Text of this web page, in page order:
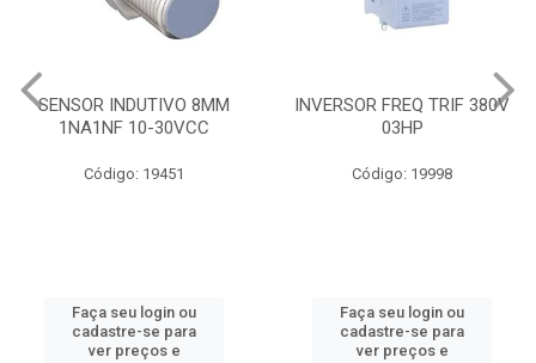
INVERSOR FREQ TRIF 380V
03HP
Código: 19998
Faça seu login ou
cadastre-se para
ver preços e
BOTOEIRA ELETRONICA
SOFT SWITCH
Código: 2453
Faça seu login ou
cadastre-se para
ver preços e